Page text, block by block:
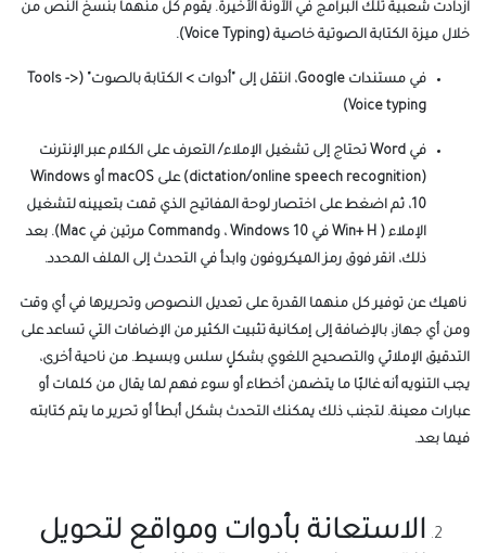
ازدادت شعبية تلك البرامج في الآونة الأخيرة. يقوم كل منهما بنسخ النص من
خلال ميزة الكتابة الصوتية خاصية (Voice Typing).
في مستندات Google، انتقل إلى "أدوات > الكتابة بالصوت" (Tools ->
Voice typing)
في Word تحتاج إلى تشغيل الإملاء/ التعرف على الكلام عبر الإنترنت
(dictation/online speech recognition) على macOS أو Windows
10، ثم اضغط على اختصار لوحة المفاتيح الذي قمت بتعيينه لتشغيل
الإملاء ( Win+ H في Windows 10 ، وCommand مرتين في Mac). بعد
ذلك، انقر فوق رمز الميكروفون وابدأ في التحدث إلى الملف المحدد.
ناهيك عن توفير كل منهما القدرة على تعديل النصوص وتحريرها في أي وقت
ومن أي جهاز، بالإضافة إلى إمكانية تثبيت الكثير من الإضافات التي تساعد على
التدقيق الإملائي والتصحيح اللغوي بشكلٍ سلس وبسيط. من ناحية أخرى،
يجب التنويه أنه غالبًا ما يتضمن أخطاء أو سوء فهم لما يقال من كلمات أو
عبارات معينة. لتجنب ذلك يمكنك التحدث بشكل أبطأ أو تحرير ما يتم كتابته
فيما بعد.
الاستعانة بأدوات ومواقع لتحويل